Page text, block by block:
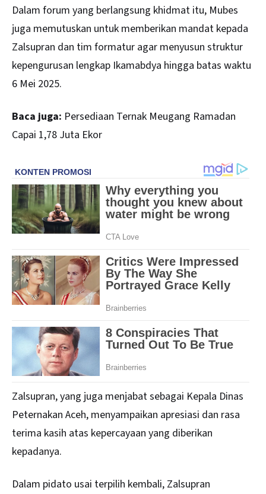
Dalam forum yang berlangsung khidmat itu, Mubes
juga memutuskan untuk memberikan mandat kepada
Zalsupran dan tim formatur agar menyusun struktur
kepengurusan lengkap Ikamabdya hingga batas waktu
6 Mei 2025.
Baca juga: Persediaan Ternak Meugang Ramadan
Capai 1,78 Juta Ekor
Zalsupran, yang juga menjabat sebagai Kepala Dinas
Peternakan Aceh, menyampaikan apresiasi dan rasa
terima kasih atas kepercayaan yang diberikan
kepadanya.
Dalam pidato usai terpilih kembali, Zalsupran